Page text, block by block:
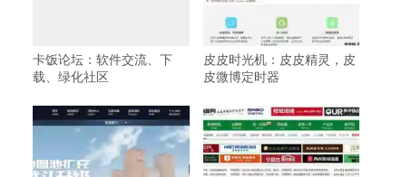
卡饭论坛：软件交流、下
载、绿化社区
皮皮时光机：皮皮精灵，皮
皮微博定时器